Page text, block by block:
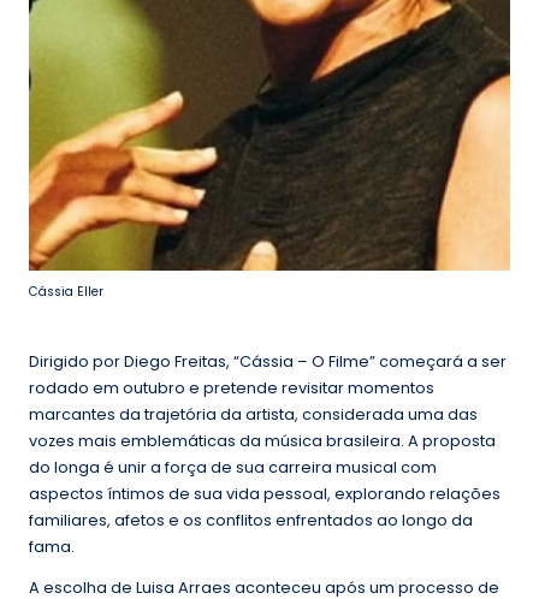
Cássia Eller
Dirigido por Diego Freitas, “Cássia – O Filme” começará a ser
rodado em outubro e pretende revisitar momentos
marcantes da trajetória da artista, considerada uma das
vozes mais emblemáticas da música brasileira. A proposta
do longa é unir a força de sua carreira musical com
aspectos íntimos de sua vida pessoal, explorando relações
familiares, afetos e os conflitos enfrentados ao longo da
fama.
A escolha de Luisa Arraes aconteceu após um processo de